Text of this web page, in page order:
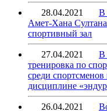
28.04.2021
В
Амет-Хана
спортивный зал
27.04.2021
В
тренировка по
среди
дисциплине
26.04.2021